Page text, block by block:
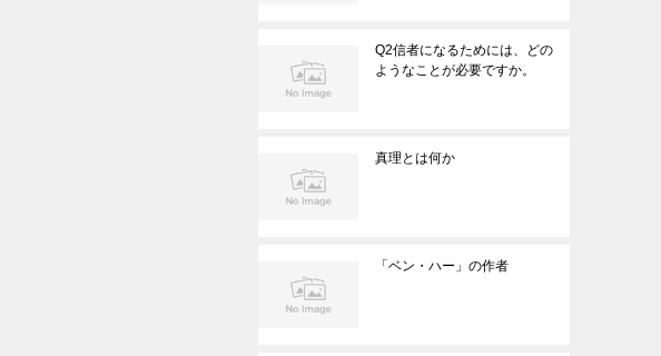
Q2信者になるためには、どの
ようなことが必要ですか。
真理とは何か
「ベン・ハー」の作者